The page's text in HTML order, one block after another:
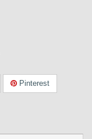
Pinterest